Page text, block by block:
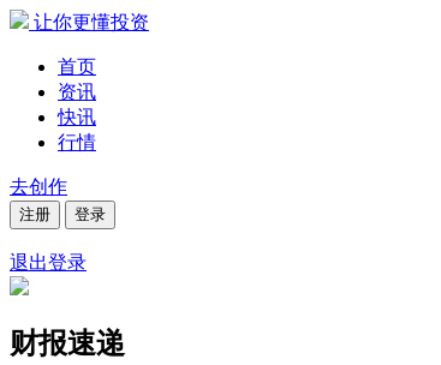
让你更懂投资
首页
资讯
快讯
行情
去创作
注册 登录
退出登录
财报速递